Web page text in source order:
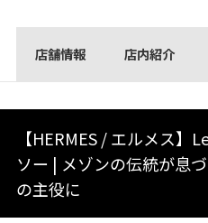
店舗情報 店内紹介
【HERMES / エルメス
ソー | メゾンの伝統が息
の主役に